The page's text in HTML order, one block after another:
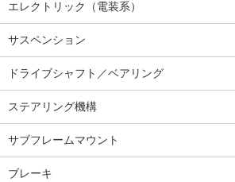
エレクトリック（電装系）
サスペンション
ドライブシャフト／ベアリング
ステアリング機構
サブフレームマウント
ブレーキ